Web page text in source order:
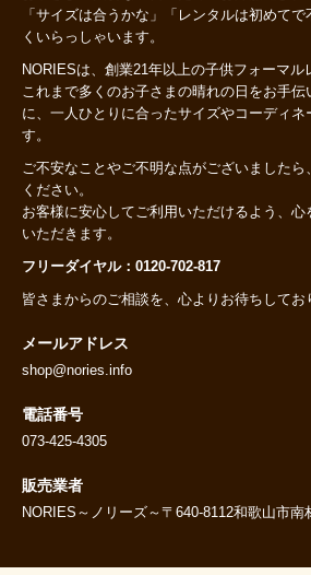
「サイズは合うかな」「レンタルは初めて
くいらっしゃいます。
NORIESは、創業21年以上の子供フォーマル
これまで多くのお子さまの晴れの日をお手伝
に、一人ひとりに合ったサイズやコーディネ
す。
ご不安なことやご不明な点がございました
ください。
お客様に安心してご利用いただけるよう、
いただきます。
フリーダイヤル：0120-702-817
皆さまからのご相談を、心よりお待ちしてお
メールアドレス
shop@nories.info
電話番号
073-425-4305
販売業者
NORIES～ノリーズ～〒640-8112和歌山市南